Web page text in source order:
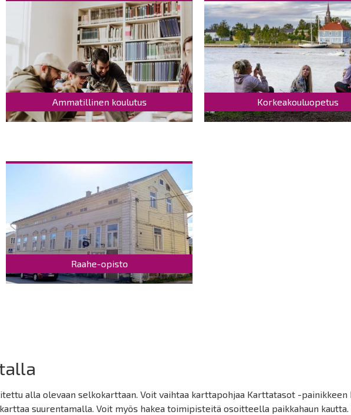
Ammatillinen koulutus Korkeakouluopetus
Raahe-opisto
alla olevaan selkokarttaan. Voit vaihtaa karttapohjaa Karttatasot -painikkeen
suurentamalla. Voit myös hakea toimipisteitä osoitteella paikkahaun kautta.